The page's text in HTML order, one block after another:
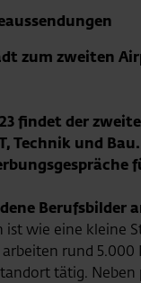
zum zweiten
findet der
Technik und
Berufsbilder
ist wie eine kleine
rund
tätig.